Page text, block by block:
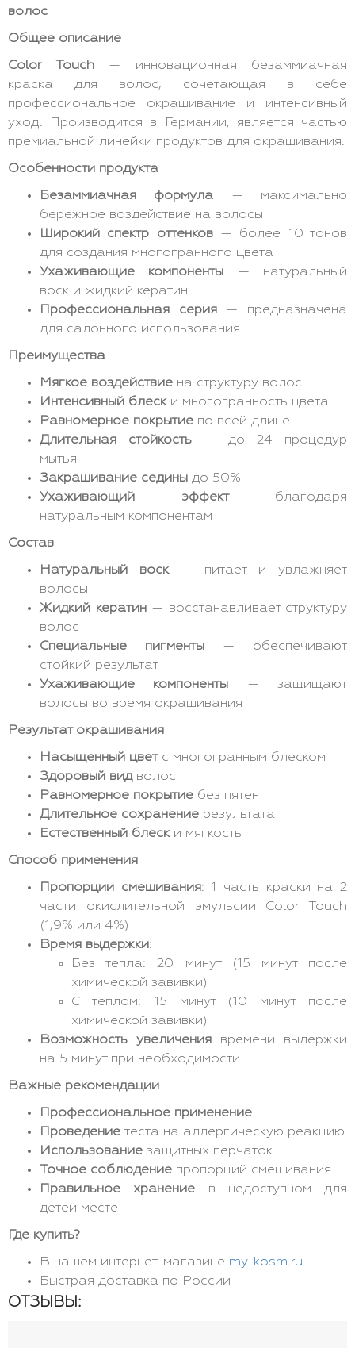
волос
Общее описание
Color Touch— инновационная безаммиачная
краска для волос, сочетающая в себе
профессиональное окрашивание и интенсивный
уход. Производится в Германии, является частью
премиальной линейки продуктов для окрашивания.
Особенности продукта
Безаммиачная формула — максимально
бережное воздействие на волосы
Широкий спектр оттенков— более 10 тонов
для создания многогранного цвета
Ухаживающие компоненты — натуральный
воск и жидкий кератин
Профессиональная серия— предназначена
для салонного использования
Преимущества
Мягкое воздействие на структуру волос
Интенсивный блески многогранность цвета
Равномерное покрытие по всей длине
Длительная стойкость — до 24 процедур
мытья
Закрашивание седины до 50%
Ухаживающий эффектблагодаря
натуральным компонентам
Состав
Натуральный воск— питает и увлажняет
волосы
Жидкий кератин— восстанавливает структуру
волос
Специальные пигменты — обеспечивают
стойкий результат
Ухаживающие компоненты — защищают
волосы во время окрашивания
Результат окрашивания
Насыщенный цветс многогранным блеском
Здоровый видволос
Равномерное покрытие без пятен
Длительное сохранение результата
Естественный блески мягкость
Способ применения
Пропорции смешивания: 1 часть краски на 2
части окислительной эмульсии Color Touch
(1,9% или 4%)
Время выдержки:
Без тепла: 20 минут (15 минут после
химической завивки)
С теплом: 15 минут (10 минут после
химической завивки)
Возможность увеличения времени выдержки
на 5 минут при необходимости
Важные рекомендации
Профессиональное применение
Проведение теста на аллергическую реакцию
Использование защитных перчаток
Точное соблюдение пропорций смешивания
Правильное хранение в недоступном для
детей месте
Где купить?
В нашем интернет-магазине my-kosm.ru
Быстрая доставка по России
ОТЗЫВЫ: